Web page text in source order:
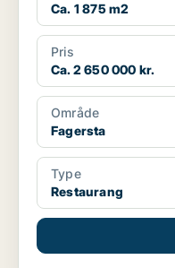
Ca. 1 875 m2
Pris
Ca. 2 650 000 kr.
Område
Fagersta
Type
Restaurang